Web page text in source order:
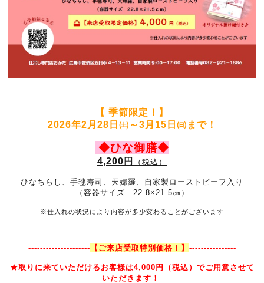
【 季節限定！】
2026年2月28日㈯～3月15日㈰まで！
◆ひな御膳◆
4,200円 （税込）
ひなちらし、手毬寿司、天婦羅、自家製ローストビーフ入り
（容器サイズ 22.8×21.5㎝）
※仕入れの状況により内容が多少変わることがございます
--------------------- 【ご来店受取特別価格！】 ----------------
★取りに来ていただけるお客様は4,000円（税込）でご用意させて
いただきます！